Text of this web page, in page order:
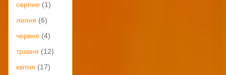
серпня (1)
липня (6)
червня (4)
травня (12)
квітня (17)